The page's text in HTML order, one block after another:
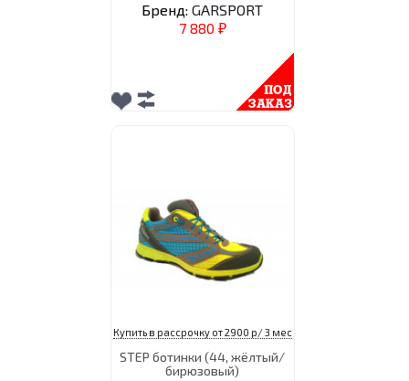
Бренд: GARSPORT
7 880 ₽
Купить в рассрочку от 2900 р/ 3 мес
STEP ботинки (44, жёлтый/
бирюзовый)